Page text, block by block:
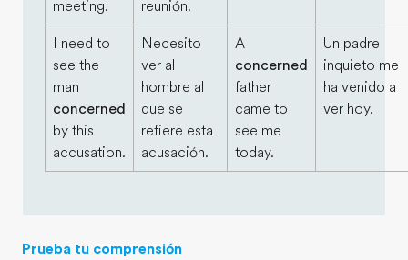
meeting. reunión.
I need to
see the
man
concerned
by this
accusation.
Necesito
ver al
hombre al
que se
refiere esta
acusación.
A
concerned
father
came to
see me
today.
Un padre
inquieto me
ha venido a
ver hoy.
Prueba tu comprensión